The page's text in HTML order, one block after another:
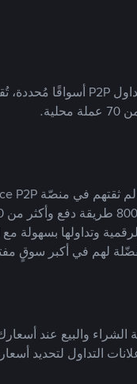
وتداولها بسهولة
لهم في أكبر سوقٍ
الشراء والبيع عند
التداول لتحديد